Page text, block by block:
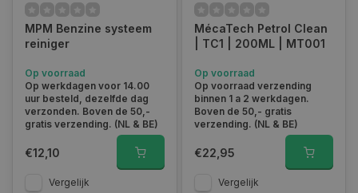
MPM Benzine systeem
reiniger
Op voorraad
Op werkdagen voor 14.00
uur besteld, dezelfde dag
verzonden. Boven de 50,-
gratis verzending. (NL & BE)
€12,10
Vergelijk
MécaTech Petrol Clean
| TC1 | 200ML | MT001
Op voorraad
Op voorraad verzending
binnen 1 a 2 werkdagen.
Boven de 50,- gratis
verzending. (NL & BE)
€22,95
Vergelijk